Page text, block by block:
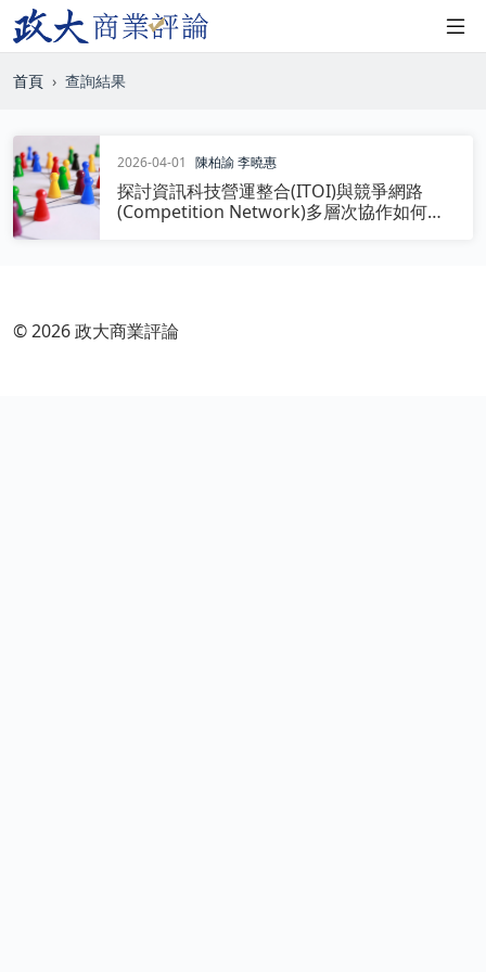
首頁 查詢結果
2026-04-01 陳柏諭李曉惠
探討資訊科技營運整合(ITOI)與競爭網路
(Competition Network)多層次協作如何促
© 2026 政大商業評論